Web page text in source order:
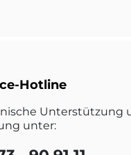
Hotline
Unterstützung
unter: